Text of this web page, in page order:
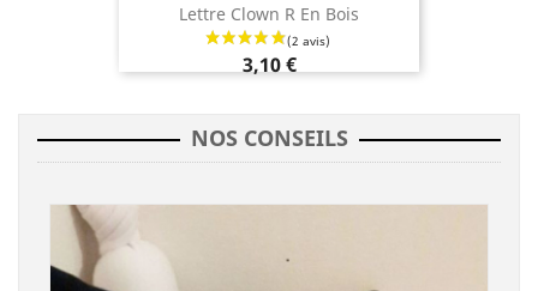
Lettre Clown R En Bois
3,10 €
NOS CONSEILS